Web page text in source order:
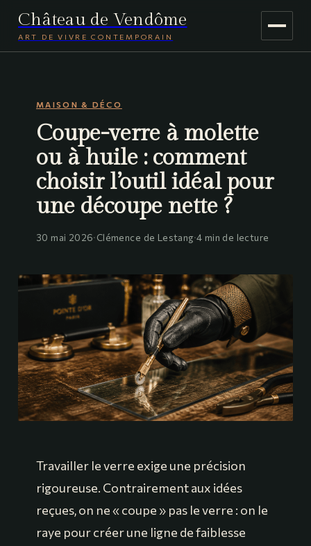
Château de Vendôme
ART DE VIVRE CONTEMPORAIN
JARDINAGE
VOYAGE
MAISON & DÉCO
Coupe-verre à molette
ou à huile : comment
choisir l’outil idéal pour
une découpe nette ?
30 mai 2026·Clémence de Lestang·4 min de lecture
Travailler le verre exige une précision
rigoureuse. Contrairement aux idées
reçues, on ne « coupe » pas le verre : on le
raye pour créer une ligne de faiblesse